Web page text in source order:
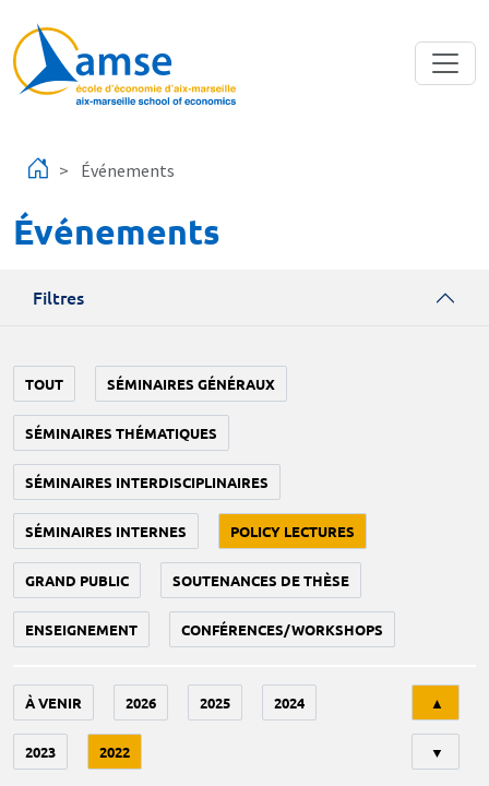
Événements
Événements
Filtres
TOUT SÉMINAIRES GÉNÉRAUX
SÉMINAIRES THÉMATIQUES
SÉMINAIRES INTERDISCIPLINAIRES
SÉMINAIRES INTERNES POLICY LECTURES
GRAND PUBLIC SOUTENANCES DE THÈSE
ENSEIGNEMENT CONFÉRENCES/WORKSHOPS
À VENIR 2026 2025 2024
2023 2022
▲
▼